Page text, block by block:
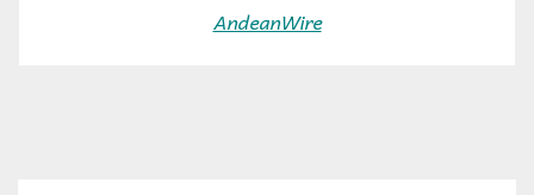
AndeanWire